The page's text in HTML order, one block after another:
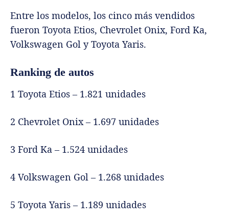
Entre los modelos, los cinco más vendidos
fueron Toyota Etios, Chevrolet Onix, Ford Ka,
Volkswagen Gol y Toyota Yaris.
Ranking de autos
1 Toyota Etios – 1.821 unidades
2 Chevrolet Onix – 1.697 unidades
3 Ford Ka – 1.524 unidades
4 Volkswagen Gol – 1.268 unidades
5 Toyota Yaris – 1.189 unidades